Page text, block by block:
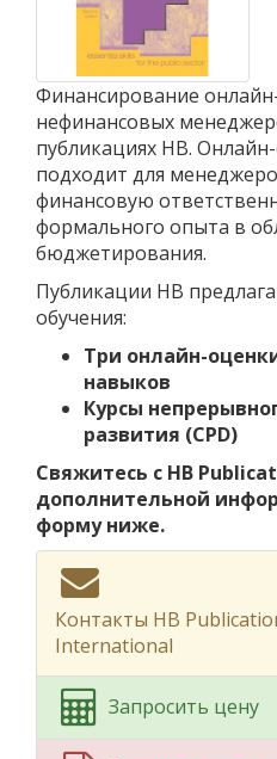
Финансирование
нефинансовых
публикациях HB.
подходит для
финансовую
формального опыта в
бюджетирования.
Публикации HB
обучения:
Три онлайн-
навыков
Курсы
развития (CPD)
Свяжитесь с HB
дополнительной
форму ниже.
Контакты HB
International
Запросить цену